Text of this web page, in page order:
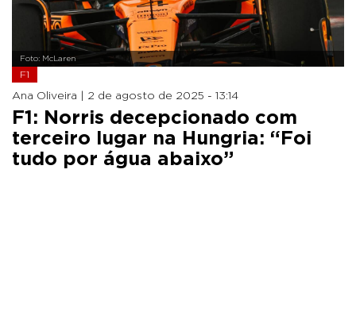
Foto: McLaren
F1
Ana Oliveira | 2 de agosto de 2025 - 13:14
F1: Norris decepcionado com
terceiro lugar na Hungria: “Foi
tudo por água abaixo”